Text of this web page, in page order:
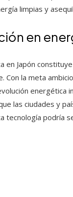
limpias y
en
Japón
Con la meta
energética
las ciudades y
tecnología podría